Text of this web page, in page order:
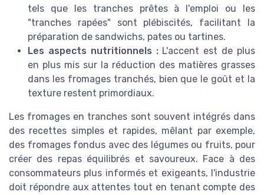
tels que les tranches prêtes à l'emploi ou les
"tranches rapées" sont plébiscités, facilitant la
préparation de sandwichs, pates ou tartines.
Les aspects nutritionnels :L'accent est de plus
en plus mis sur la réduction des matières grasses
dans les fromages tranchés, bien que le goût et la
texture restent primordiaux.
Les fromages en tranches sont souvent intégrés dans
des recettes simples et rapides, mêlant par exemple,
des fromages fondus avec des légumes ou fruits, pour
créer des repas équilibrés et savoureux. Face à des
consommateurs plus informés et exigeants, l'industrie
doit répondre aux attentes tout en tenant compte des